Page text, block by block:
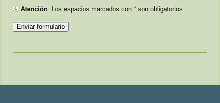
Atención : Los espacios marcados con *son obligatorios.